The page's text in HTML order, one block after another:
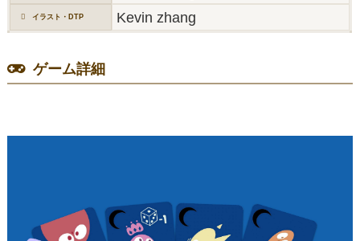
イラスト・DTP Kevin zhang
ゲーム詳細